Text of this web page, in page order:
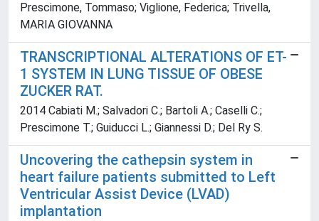
Prescimone, Tommaso; Viglione, Federica; Trivella,
MARIA GIOVANNA
TRANSCRIPTIONAL ALTERATIONS OF ET-
1 SYSTEM IN LUNG TISSUE OF OBESE
ZUCKER RAT.
2014 Cabiati M.; Salvadori C.; Bartoli A.; Caselli C.;
Prescimone T.; Guiducci L.; Giannessi D.; Del Ry S.
Uncovering the cathepsin system in
heart failure patients submitted to Left
Ventricular Assist Device (LVAD)
implantation